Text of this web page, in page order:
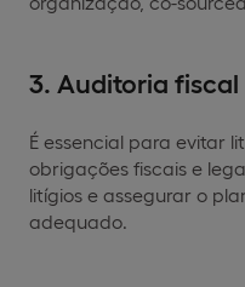
3. Auditoria fiscal
É essencial para evitar
obrigações fiscais e
litígios e assegurar o
adequado.